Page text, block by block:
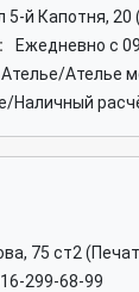
5-й Капотня, 20
Ежедневно с
Ателье/Ателье
Наличный
75 ст2
299-68-99